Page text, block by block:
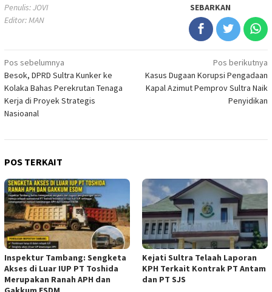
Penulis: JOVI
Editor: MAN
SEBARKAN
Navigasi
pos
Pos sebelumnya
Besok, DPRD Sultra Kunker ke
Kolaka Bahas Perekrutan Tenaga
Kerja di Proyek Strategis
Nasioanal
Pos berikutnya
Kasus Dugaan Korupsi Pengadaan
Kapal Azimut Pemprov Sultra Naik
Penyidikan
POS TERKAIT
Inspektur Tambang: Sengketa
Akses di Luar IUP PT Toshida
Merupakan Ranah APH dan
Kejati Sultra Telaah Laporan
KPH Terkait Kontrak PT Antam
dan PT SJS